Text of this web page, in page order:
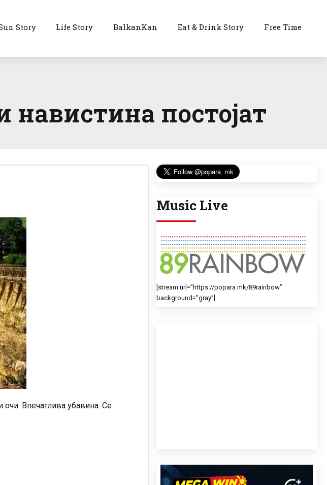
Story Life Story BalkanKan Eat & Drink Story Free Time
навистина постојат
очи. Впечатлива убавина. Се
Music Live
[stream url=”https://popara.mk/89rainbow”
background=”gray”]